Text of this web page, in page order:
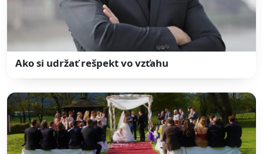
Ako si udržať rešpekt vo vzťahu